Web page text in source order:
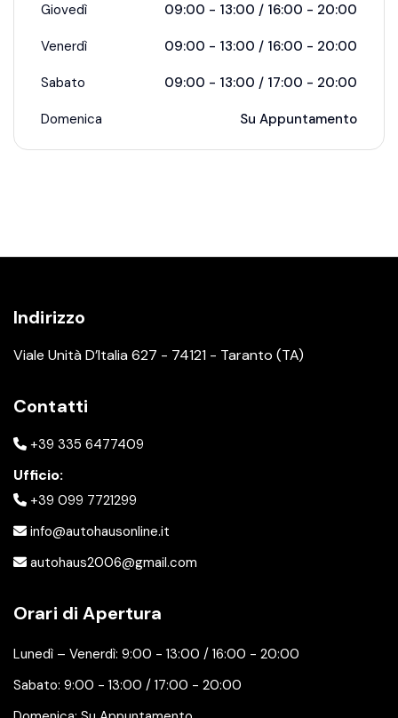
Giovedì 09:00 - 13:00 / 16:00 - 20:00
Venerdì 09:00 - 13:00 / 16:00 - 20:00
Sabato 09:00 - 13:00 / 17:00 - 20:00
Domenica Su Appuntamento
Indirizzo
Viale Unità D’Italia 627 - 74121 - Taranto (TA)
Contatti
+39 335 6477409
Ufficio:
+39 099 7721299
info@autohausonline.it
autohaus2006@gmail.com
Orari di Apertura
Lunedì – Venerdì: 9:00 - 13:00 / 16:00 - 20:00
Sabato: 9:00 - 13:00 / 17:00 - 20:00